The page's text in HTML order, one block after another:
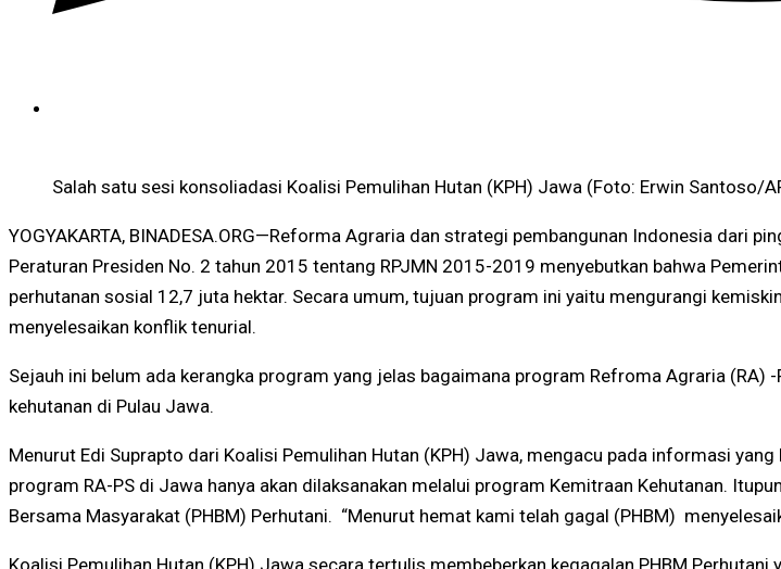
Salah satu sesi konsoliadasi Koalisi Pemulihan Hutan (KPH) Jawa (Foto: Erwin Santoso/
YOGYAKARTA, BINADESA.ORG—Reforma Agraria dan strategi pembangunan Indonesia dari
Peraturan Presiden No. 2 tahun 2015 tentang RPJMN 2015-2019 menyebutkan bahwa
perhutanan sosial 12,7 juta hektar. Secara umum, tujuan program ini yaitu mengurangi
menyelesaikan konflik tenurial.
Sejauh ini belum ada kerangka program yang jelas bagaimana program Refroma Agraria (RA)
kehutanan di Pulau Jawa.
Menurut Edi Suprapto dari Koalisi Pemulihan Hutan (KPH) Jawa, mengacu pada informasi
program RA-PS di Jawa hanya akan dilaksanakan melalui program Kemitraan Kehutanan.
Bersama Masyarakat (PHBM) Perhutani. “Menurut hemat kami telah gagal (PHBM)
Koalisi Pemulihan Hutan (KPH) Jawa secara tertulis membeberkan kegagalan PHBM Perhutani